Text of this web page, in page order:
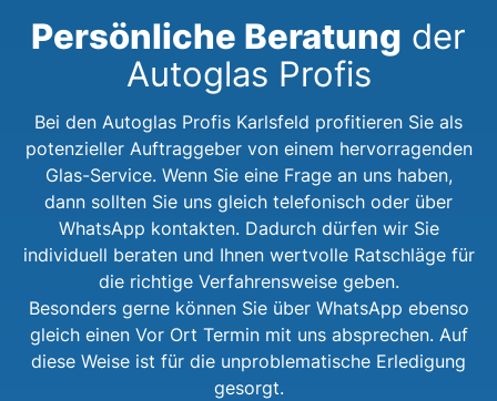
Persönliche Beratung der
Autoglas Profis
Bei den Autoglas Profis Karlsfeld profitieren Sie als
potenzieller Auftraggeber von einem hervorragenden
Glas-Service. Wenn Sie eine Frage an uns haben,
dann sollten Sie uns gleich telefonisch oder über
WhatsApp kontakten. Dadurch dürfen wir Sie
individuell beraten und Ihnen wertvolle Ratschläge für
die richtige Verfahrensweise geben.
Besonders gerne können Sie über WhatsApp ebenso
gleich einen Vor Ort Termin mit uns absprechen. Auf
diese Weise ist für die unproblematische Erledigung
gesorgt.